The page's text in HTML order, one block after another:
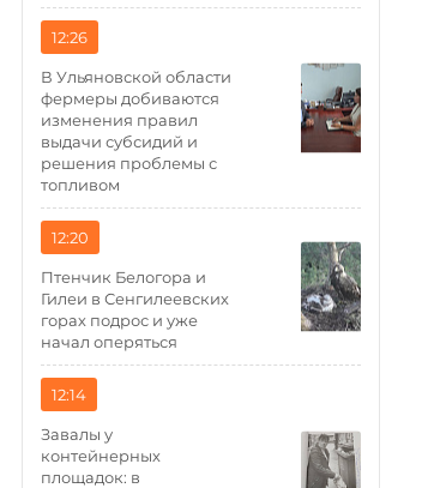
12:26
В Ульяновской области
фермеры добиваются
изменения правил
выдачи субсидий и
решения проблемы с
топливом
12:20
Птенчик Белогора и
Гилеи в Сенгилеевских
горах подрос и уже
начал оперяться
12:14
Завалы у
контейнерных
площадок: в